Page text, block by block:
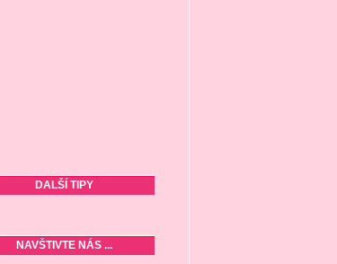
DALŠÍ TIPY
NAVŠTIVTE NÁS ...